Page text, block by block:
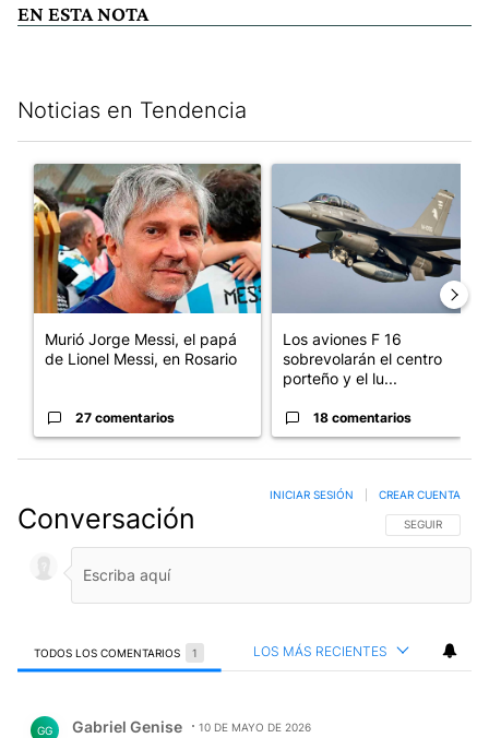
EN ESTA NOTA
Noticias en Tendencia
Un artículo de tendencia con el título "Murió Jorge Messi, el
Murió Jorge Messi, el papá
de Lionel Messi, en Rosario
27 comentarios
Los aviones F 16
sobrevolarán el centro
porteño y el lu...
18 comentarios
Conversación SIGA ESTA
SEGUIR
INICIAR SESIÓN CREAR CUENTA
TODOS LOS COMENTARIOS 1 LOS MÁS RECIENTES
GG Gabriel Genise 10 DE MAYO DE 2026